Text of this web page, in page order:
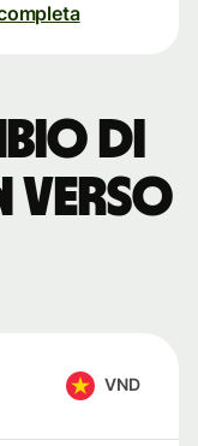
di
verso
VND